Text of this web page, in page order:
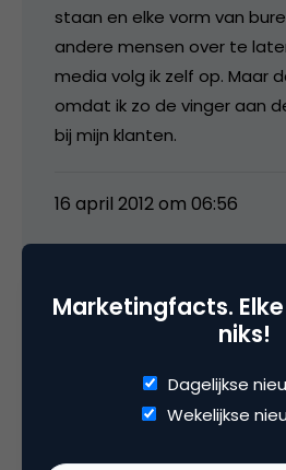
staan en elke vorm van
andere mensen over te
media volg ik zelf op. Maar
omdat ik zo de vinger aan
bij mijn klanten.
16 april 2012 om 06:56
Chris van Zanden
Daarom wordt CEO ook wel
Marketingfacts.
niks!
Dagelijkse
Wekelijkse